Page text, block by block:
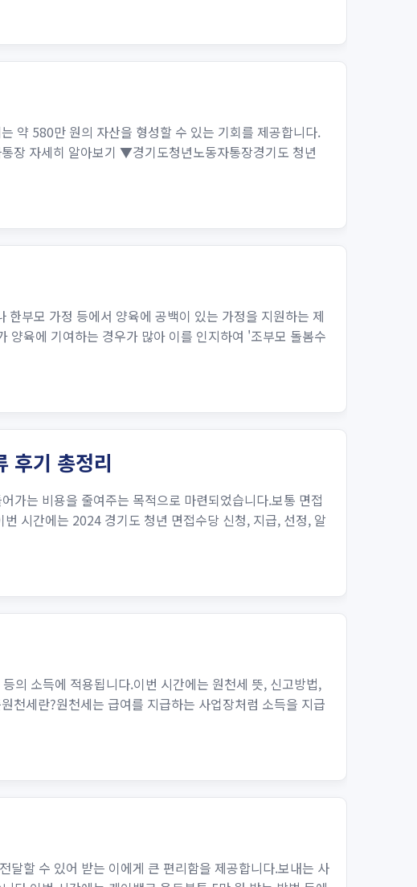
약 580만 원의 자산을 형성할 수 있는 기회를 제공합니다.
장 자세히 알아보기 ▼경기도청년노동자통장경기도 청년
부모 가정 등에서 양육에 공백이 있는 가정을 지원하는 제
양육에 기여하는 경우가 많아 이를 인지하여 '조부모 돌봄수
후기 총정리
가는 비용을 줄여주는 목적으로 마련되었습니다.보통 면접
시간에는 2024 경기도 청년 면접수당 신청, 지급, 선정, 알
의 소득에 적용됩니다.이번 시간에는 원천세 뜻, 신고방법,
세란?원천세는 급여를 지급하는 사업장처럼 소득을 지급
달할 수 있어 받는 이에게 큰 편리함을 제공합니다.보내는 사